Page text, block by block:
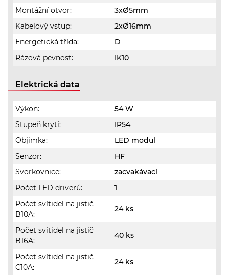
Montážní otvor:
3xØ5mm
Kabelový vstup:
2xØ16mm
Energetická třída:
D
Rázová pevnost:
IK10
Elektrická data
Výkon:
54 W
Stupeň krytí:
IP54
Objimka:
LED modul
Senzor:
HF
Svorkovnice:
zacvakávací
Počet LED driverů:
1
Počet svítidel na jistič
B10A:
24 ks
Počet svítidel na jistič
B16A:
40 ks
Počet svítidel na jistič
C10A:
24 ks